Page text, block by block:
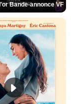
Bande-annonce VF